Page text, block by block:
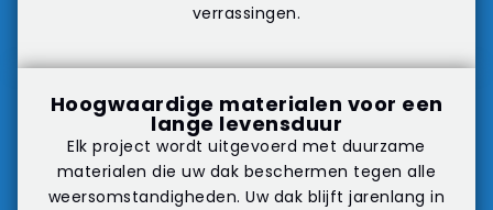
verrassingen.
Hoogwaardige materialen voor een
lange levensduur
Elk project wordt uitgevoerd met duurzame
materialen die uw dak beschermen tegen alle
weersomstandigheden. Uw dak blijft jarenlang in